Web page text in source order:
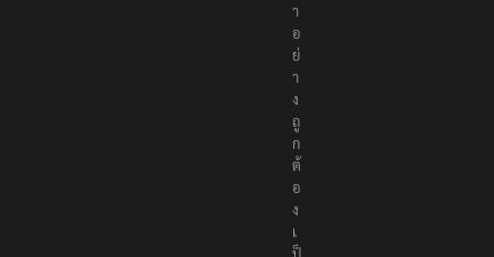
า
อ
ย่
า
ง
ถู
ก
ต้
อ
ง
เ